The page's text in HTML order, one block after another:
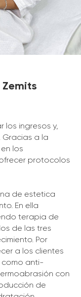
los ingresos y,
a la
los
protocolos
de estetica
En ella
terapia de
de las tres
Por
a los clientes
anti-
con
de